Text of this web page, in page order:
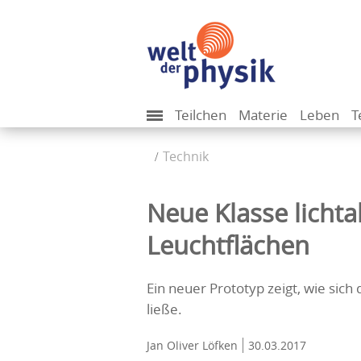
Teilchen Materie Leben
Technik
Neue Klasse
Leuchtflächen
Ein neuer Prototyp zeigt, wie
ließe.
Jan Oliver Löfken 30.03.2017